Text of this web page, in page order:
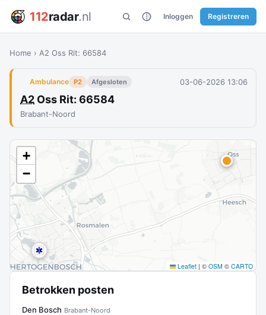
112radar.nl Inloggen Registreren
Home › A2 Oss Rit: 66584
Ambulance P2 Afgesloten 03-06-2026 13:06
A2 Oss Rit: 66584
Brabant-Noord
+
−
Leaflet | © OSM © CARTO
Betrokken posten
Den Bosch Brabant-Noord